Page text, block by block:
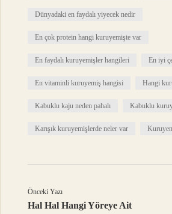
Dünyadaki en faydalı yiyecek nedir
En çok protein hangi kuruyemişte var
En faydalı kuruyemişler hangileri En iyi
En vitaminli kuruyemiş hangisi Hangi
Kabuklu kaju neden pahalı Kabuklu
Karışık kuruyemişlerde neler var
Önceki Yazı
Hal Hal Hangi Yöreye Ait